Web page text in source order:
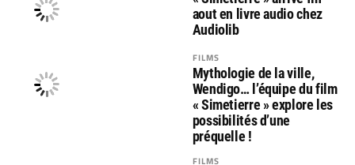
aout en livre audio chez
Audiolib
FILMS
Mythologie de la ville,
Wendigo… l’équipe du film
« Simetierre » explore les
possibilités d’une
préquelle !
FILMS